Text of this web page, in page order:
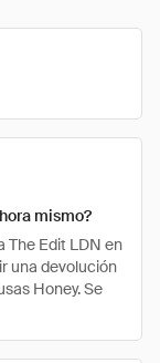
mismo?
The Edit LDN en
una devolución
Honey. Se